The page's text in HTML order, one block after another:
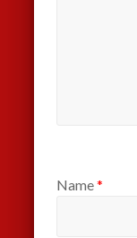
Name*